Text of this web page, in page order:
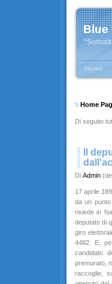
Blue
Home
\\ Home
Di seguito
Il
Di Admin
17 aprile
da un
risiede in
deputato di
giro
4482. E,
candidato
premurato,
raccoglie,